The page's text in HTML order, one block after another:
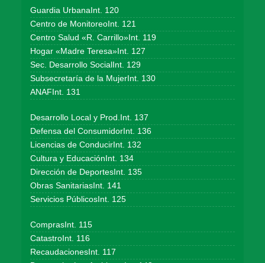
Guardia UrbanaInt. 120
Centro de MonitoreoInt. 121
Centro Salud «R. Carrillo»Int. 119
Hogar «Madre Teresa»Int. 127
Sec. Desarrollo SocialInt. 129
Subsecretaría de la MujerInt. 130
ANAFInt. 131
Desarrollo Local y Prod.Int. 137
Defensa del ConsumidorInt. 136
Licencias de ConducirInt. 132
Cultura y EducaciónInt. 134
Dirección de DeportesInt. 135
Obras SanitariasInt. 141
Servicios PúblicosInt. 125
ComprasInt. 115
CatastroInt. 116
RecaudacionesInt. 117